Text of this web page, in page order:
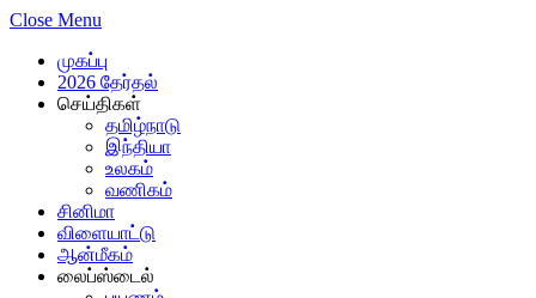
Close Menu
முகப்பு
2026 தேர்தல்
செய்திகள்
தமிழ்நாடு
இந்தியா
உலகம்
வணிகம்
சினிமா
விளையாட்டு
ஆன்மீகம்
லைப்ஸ்டைல்